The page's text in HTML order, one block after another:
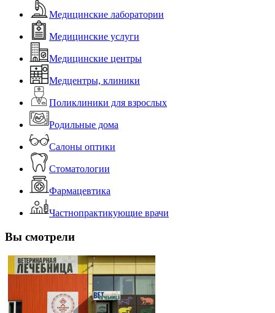
Медицинские лаборатории
Медицинские услуги
Медицинские центры
Медцентры, клиники
Поликлиники для взрослых
Родильные дома
Салоны оптики
Стоматологии
Фармацевтика
Частнопрактикующие врачи
Вы смотрели